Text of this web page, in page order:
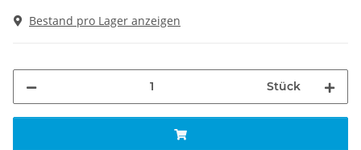
Bestand pro Lager anzeigen
Stück